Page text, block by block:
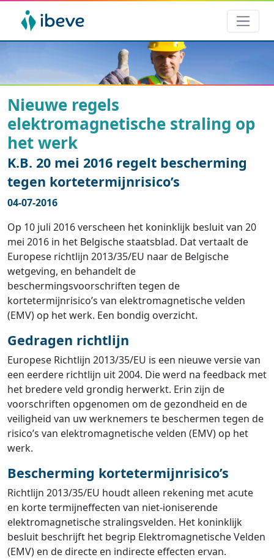
Nieuwe regels
elektromagnetische straling op
het werk
K.B. 20 mei 2016 regelt bescherming
tegen kortetermijnrisico’s
04-07-2016
Op 10 juli 2016 verscheen het koninklijk besluit van 20
mei 2016 in het Belgische staatsblad. Dat vertaalt de
Europese richtlijn 2013/35/EU naar de Belgische
wetgeving, en behandelt de
beschermingsvoorschriften tegen de
kortetermijnrisico’s van elektromagnetische velden
(EMV) op het werk. Een bondig overzicht.
Gedragen richtlijn
Europese Richtlijn 2013/35/EU is een nieuwe versie van
een eerdere richtlijn uit 2004. Die werd na feedback met
het bredere veld grondig herwerkt. Erin zijn de
voorschriften opgenomen om de gezondheid en de
veiligheid van uw werknemers te beschermen tegen de
risico’s van elektromagnetische velden (EMV) op het
werk.
Bescherming kortetermijnrisico’s
Richtlijn 2013/35/EU houdt alleen rekening met acute
en korte termijneffecten van niet-ioniserende
elektromagnetische stralingsvelden. Het koninklijk
besluit beschrijft het begrip Elektromagnetische Velden
(EMV) en de directe en indirecte effecten ervan.